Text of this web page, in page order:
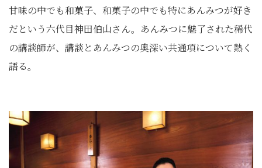
甘味の中でも和菓子、和菓子の中でも特にあんみつが好き
だという六代目神田伯山さん。あんみつに魅了された稀代
の講談師が、講談とあんみつの奥深い共通項について熱く
語る。